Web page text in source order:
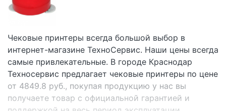
Чековые принтеры всегда большой выбор в
интернет-магазине ТехноСервис. Наши цены всегда
самые привлекательные. В городе Краснодар
Техносервис предлагает чековые принтеры по цене
от 4849.8 руб., покупая продукцию у нас вы
получаете товар с официальной гарантией и